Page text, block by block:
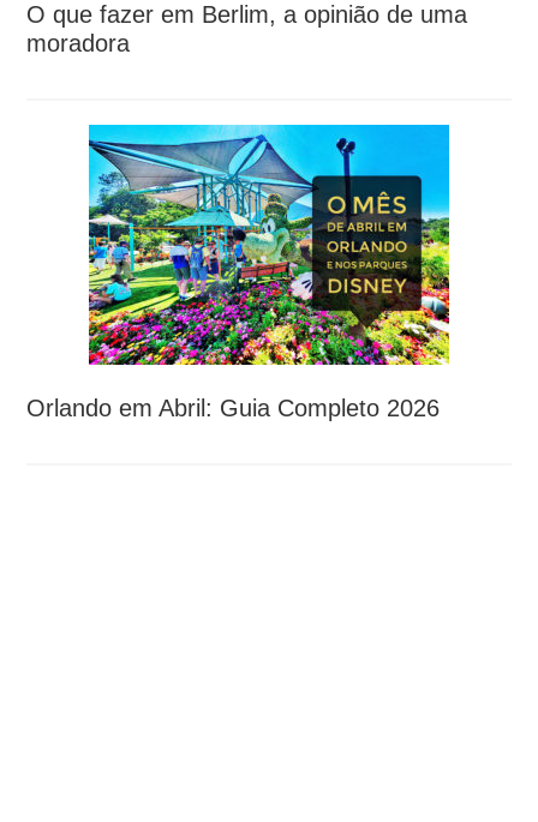
O que fazer em Berlim, a opinião de uma
moradora
Orlando em Abril: Guia Completo 2026